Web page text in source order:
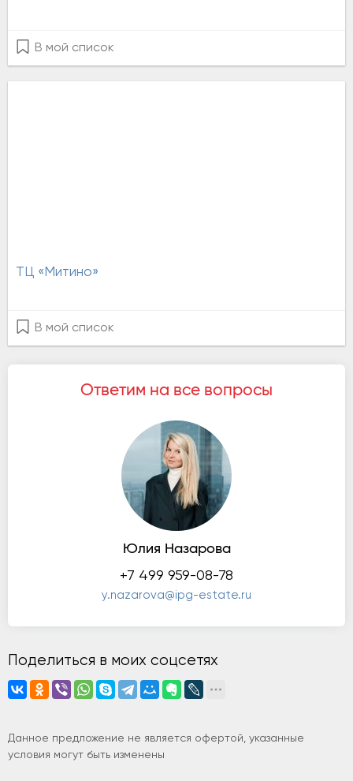
В мой список
ТЦ «Митино»
В мой список
Ответим на все вопросы
Юлия Назарова
+7 499 959-08-78
y.nazarova@ipg-estate.ru
Поделиться в моих соцсетях
Данное предложение не является офертой, указанные
условия могут быть изменены